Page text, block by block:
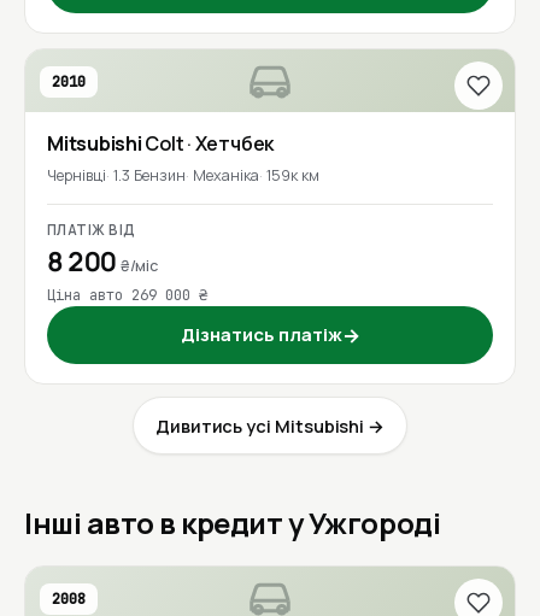
2010
MitsubishiColt· Хетчбек
Чернівці 1.3 Бензин Механіка 159к км
ПЛАТІЖ ВІД
8 200₴/міс
Ціна авто 269 000 ₴
Дізнатись платіж→
Дивитись усі Mitsubishi →
Інші авто в кредит у Ужгороді
2008